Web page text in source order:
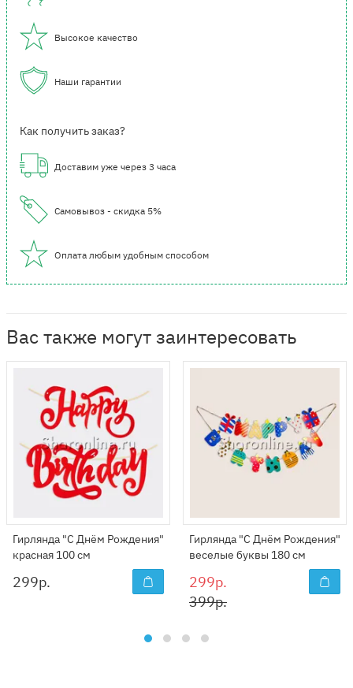
Высокое качество
Наши гарантии
Как получить заказ?
Доставим уже через 3 часа
Самовывоз - скидка 5%
Оплата любым удобным способом
Вас также могут заинтересовать
Гирлянда "С Днём Рождения"
красная 100 см
299р.
Гирлянда "С Днём Рождения"
веселые буквы 180 см
299р.
399р.